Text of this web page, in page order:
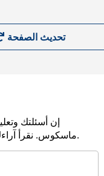
إن أسئلتك
ماسكوس. نقرأ آراءك، ونرد عليها، بناء على طلبكم في أسرع وقت ممكن.